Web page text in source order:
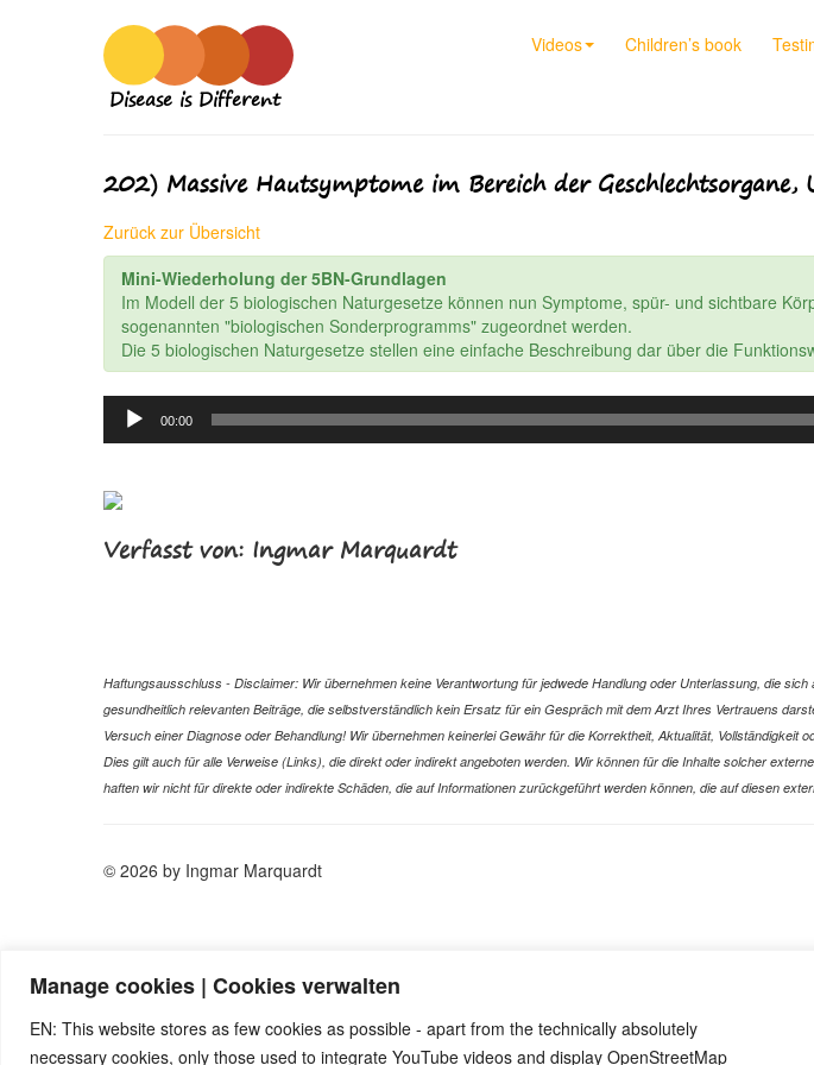
Manage cookies | Cookies verwalten
EN: This website stores as few cookies as possible - apart from the technically absolutely
necessary cookies, only those used to integrate YouTube videos and display OpenStreetMap
Videos Children’s book
Disease is Different
202) Massive Hautsymptome im Bereich der Geschlechtsorgane,
Zurück zur Übersicht
Mini-Wiederholung der 5BN-Grundlagen
Im Modell der 5 biologischen Naturgesetze können nun Symptome, spür- und sichtbare
sogenannten "biologischen Sonderprogramms" zugeordnet werden.
Die 5 biologischen Naturgesetze stellen eine einfache Beschreibung dar über die
Audio
Player
00:00
Verfasst von: Ingmar Marquardt
Haftungsausschluss - Disclaimer: Wir übernehmen keine Verantwortung für jedwede Handlung oder Unterlassung, die
gesundheitlich relevanten Beiträge, die selbstverständlich kein Ersatz für ein Gespräch mit dem Arzt Ihres Vertrauens
Versuch einer Diagnose oder Behandlung! Wir übernehmen keinerlei Gewähr für die Korrektheit, Aktualität,
Dies gilt auch für alle Verweise (Links), die direkt oder indirekt angeboten werden. Wir können für die Inhalte solcher
haften wir nicht für direkte oder indirekte Schäden, die auf Informationen zurückgeführt werden können, die auf diesen
© 2026 by Ingmar Marquardt